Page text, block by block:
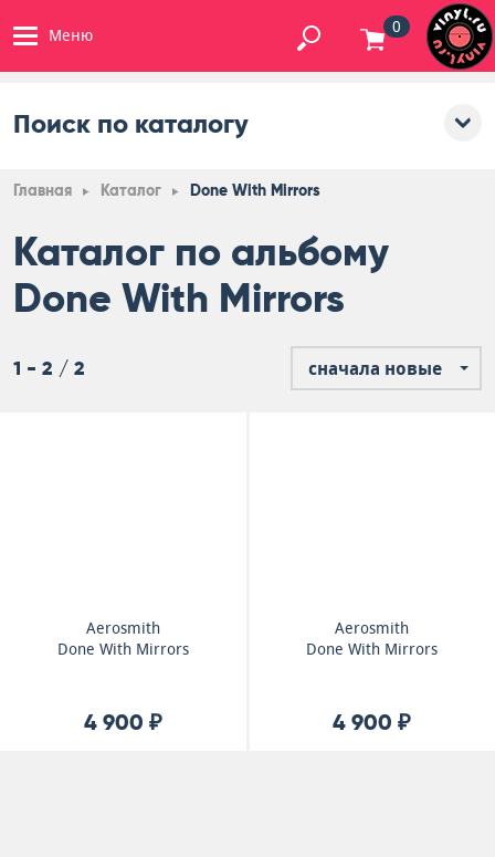
Меню 0
Поиск по каталогу
Главная Каталог Done With Mirrors
Каталог по альбому
Done With Mirrors
1 - 2 / 2 сначала новые
Aerosmith
Done With Mirrors
4 900 ₽
Aerosmith
Done With Mirrors
4 900 ₽